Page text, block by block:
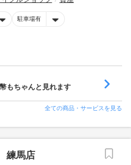
駐車場有
もちゃんと見れます
全ての商品・サービスを見る
練馬店